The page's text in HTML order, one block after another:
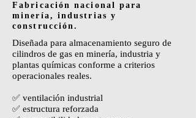
Fabricación nacional para
minería, industrias y
construcción.
Diseñada para almacenamiento seguro de
cilindros de gas en minería, industria y
plantas químicas conforme a criterios
operacionales reales.
✅ ventilación industrial
✅ estructura reforzada